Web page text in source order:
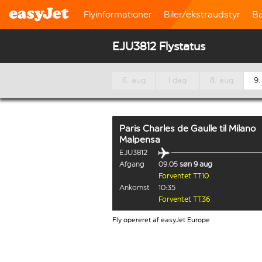
Flyinformationer Biler/ekstraudstyr
EJU3812 Flystatus
6. aug I dag 8. aug
Paris Charles de Gaulle til Milano
Malpensa
EJU3812
Afgang
09:05 søn 9 aug
Forventet TT:10
Ankomst
10:35
Forventet TT:36
Fly opereret af easyJet Europe